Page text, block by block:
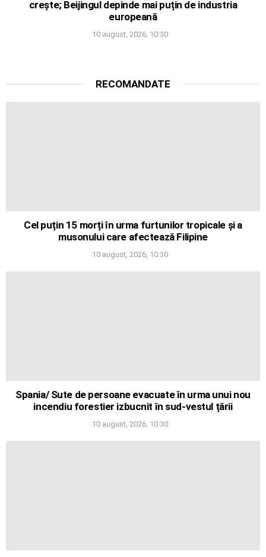
crește; Beijingul depinde mai puțin de industria
europeană
10 august, 2026, 10:30
RECOMANDATE
Cel puțin 15 morți în urma furtunilor tropicale și a
musonului care afectează Filipine
10 august, 2026, 10:30
Spania/ Sute de persoane evacuate în urma unui nou
incendiu forestier izbucnit în sud-vestul țării
10 august, 2026, 10:30